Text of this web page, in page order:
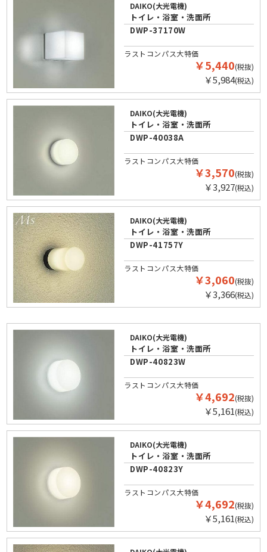
DAIKO(大光電機)
トイレ・浴室・洗面所
DWP-37170W
ラストコンパス大特価
￥5,440(税抜)
￥5,984(税込)
DAIKO(大光電機)
トイレ・浴室・洗面所
DWP-40038A
ラストコンパス大特価
￥3,570(税抜)
￥3,927(税込)
DAIKO(大光電機)
トイレ・浴室・洗面所
DWP-41757Y
ラストコンパス大特価
￥3,060(税抜)
￥3,366(税込)
DAIKO(大光電機)
トイレ・浴室・洗面所
DWP-40823W
ラストコンパス大特価
￥4,692(税抜)
￥5,161(税込)
DAIKO(大光電機)
トイレ・浴室・洗面所
DWP-40823Y
ラストコンパス大特価
￥4,692(税抜)
￥5,161(税込)